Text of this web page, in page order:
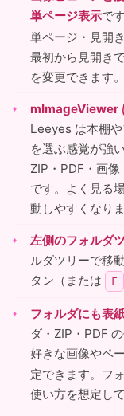
単ページ表示で
単ページ・見開
最初から見開き
を変更できます。
mImageViewer
Leeyes は本棚
を選ぶ感覚が強
ZIP・PDF・画
です。よく見る
動しやすくなりま
左側のフォルダ
ルダツリーで移
タン（または
F
フォルダにも表
ダ・ZIP・PDF
好きな画像やペ
定できます。フ
使い方を想定し